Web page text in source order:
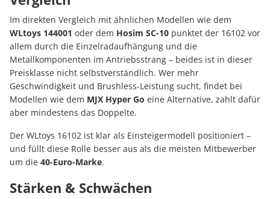
Im direkten Vergleich mit ähnlichen Modellen wie dem
WLtoys 144001 oder dem Hosim SC-10 punktet der 16102 vor
allem durch die Einzelradaufhängung und die
Metallkomponenten im Antriebsstrang – beides ist in dieser
Preisklasse nicht selbstverständlich. Wer mehr
Geschwindigkeit und Brushless-Leistung sucht, findet bei
Modellen wie dem MJX Hyper Go eine Alternative, zahlt dafür
aber mindestens das Doppelte.
Der WLtoys 16102 ist klar als Einsteigermodell positioniert –
und füllt diese Rolle besser aus als die meisten Mitbewerber
um die 40-Euro-Marke.
Stärken & Schwächen